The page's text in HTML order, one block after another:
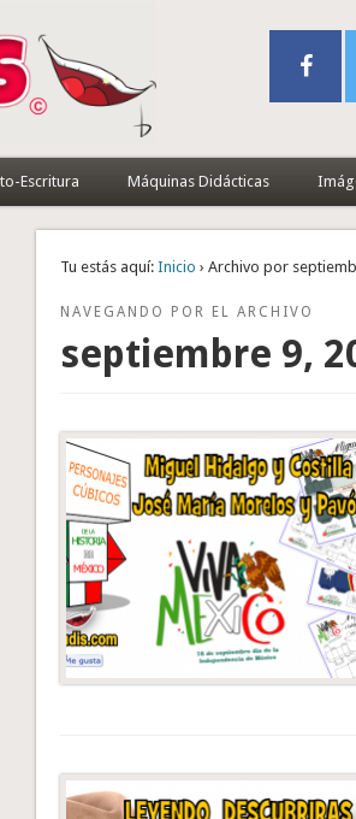
Escritura Máquinas Didácticas
Tu estás aquí: Inicio › Archivo por
NAVEGANDO POR EL ARCHIVO
septiembre 9,